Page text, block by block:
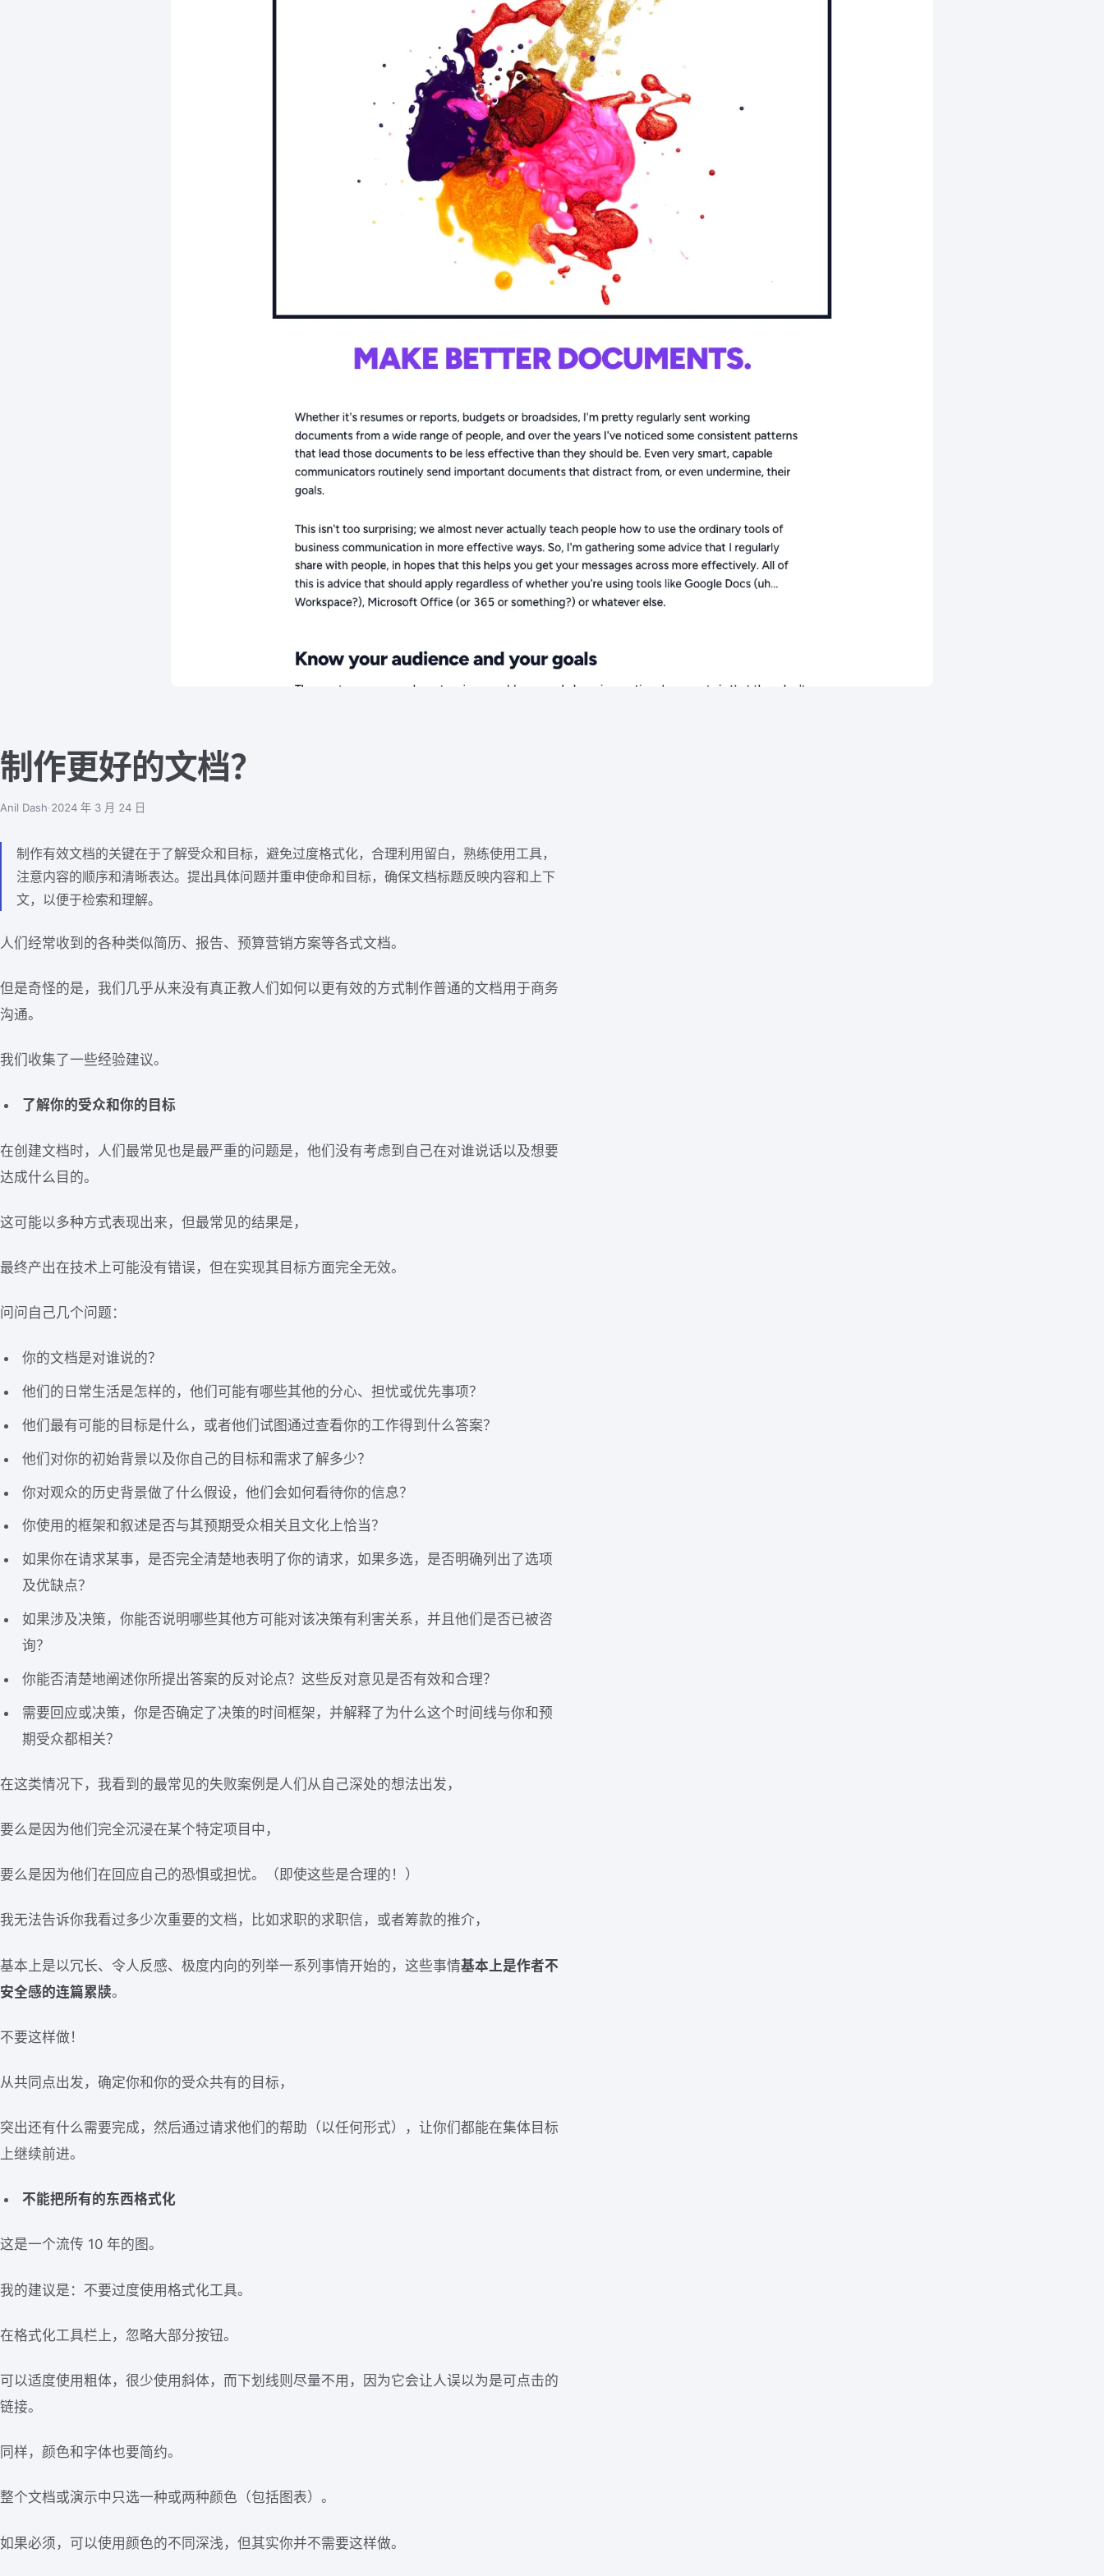
制作更好的文档？
Anil Dash·2024 年 3 月 24 日
制作有效文档的关键在于了解受众和目标，避免过度格式化，合理利用留白，熟练使用工具，
注意内容的顺序和清晰表达。提出具体问题并重申使命和目标，确保文档标题反映内容和上下
文，以便于检索和理解。
人们经常收到的各种类似简历、报告、预算营销方案等各式文档。
但是奇怪的是，我们几乎从来没有真正教人们如何以更有效的方式制作普通的文档用于商务
沟通。
我们收集了一些经验建议。
了解你的受众和你的目标
在创建文档时，人们最常见也是最严重的问题是，他们没有考虑到自己在对谁说话以及想要
达成什么目的。
这可能以多种方式表现出来，但最常见的结果是，
最终产出在技术上可能没有错误，但在实现其目标方面完全无效。
问问自己几个问题：
你的文档是对谁说的？
他们的日常生活是怎样的，他们可能有哪些其他的分心、担忧或优先事项？
他们最有可能的目标是什么，或者他们试图通过查看你的工作得到什么答案？
他们对你的初始背景以及你自己的目标和需求了解多少？
你对观众的历史背景做了什么假设，他们会如何看待你的信息？
你使用的框架和叙述是否与其预期受众相关且文化上恰当？
如果你在请求某事，是否完全清楚地表明了你的请求，如果多选，是否明确列出了选项
及优缺点？
如果涉及决策，你能否说明哪些其他方可能对该决策有利害关系，并且他们是否已被咨
询？
你能否清楚地阐述你所提出答案的反对论点？这些反对意见是否有效和合理？
需要回应或决策，你是否确定了决策的时间框架，并解释了为什么这个时间线与你和预
期受众都相关？
在这类情况下，我看到的最常见的失败案例是人们从自己深处的想法出发，
要么是因为他们完全沉浸在某个特定项目中，
要么是因为他们在回应自己的恐惧或担忧。（即使这些是合理的！）
我无法告诉你我看过多少次重要的文档，比如求职的求职信，或者筹款的推介，
基本上是以冗长、令人反感、极度内向的列举一系列事情开始的，这些事情基本上是作者不
安全感的连篇累牍。
不要这样做！
从共同点出发，确定你和你的受众共有的目标，
突出还有什么需要完成，然后通过请求他们的帮助（以任何形式），让你们都能在集体目标
上继续前进。
不能把所有的东西格式化
这是一个流传 10 年的图。
我的建议是：不要过度使用格式化工具。
在格式化工具栏上，忽略大部分按钮。
可以适度使用粗体，很少使用斜体，而下划线则尽量不用，因为它会让人误以为是可点击的
链接。
同样，颜色和字体也要简约。
整个文档或演示中只选一种或两种颜色（包括图表）。
如果必须，可以使用颜色的不同深浅，但其实你并不需要这样做。